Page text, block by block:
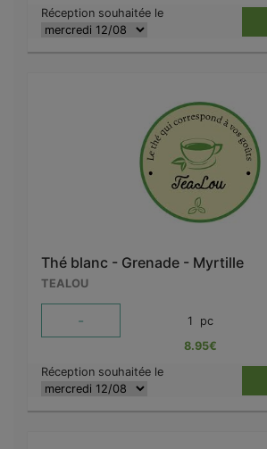
Réception souhaitée le
Thé blanc - Grenade - Myrtille
TEALOU
- 1 pc
8.95€
Réception souhaitée le